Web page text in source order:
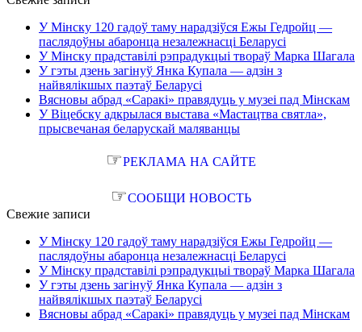
У Мінску 120 гадоў таму нарадзіўся Ежы Гедройц —
паслядоўны абаронца незалежнасці Беларусі
У Мінску прадставілі рэпрадукцыі твораў Марка Шагала
У гэты дзень загінуў Янка Купала — адзін з
найвялікшых паэтаў Беларусі
Вясновы абрад «Саракі» правядуць у музеі пад Мінскам
У Віцебску адкрылася выстава «Мастацтва святла»,
прысвечаная беларускай маляванцы
☞РЕКЛАМА НА САЙТЕ
☞СООБЩИ НОВОСТЬ
Свежие записи
У Мінску 120 гадоў таму нарадзіўся Ежы Гедройц —
паслядоўны абаронца незалежнасці Беларусі
У Мінску прадставілі рэпрадукцыі твораў Марка Шагала
У гэты дзень загінуў Янка Купала — адзін з
найвялікшых паэтаў Беларусі
Вясновы абрад «Саракі» правядуць у музеі пад Мінскам